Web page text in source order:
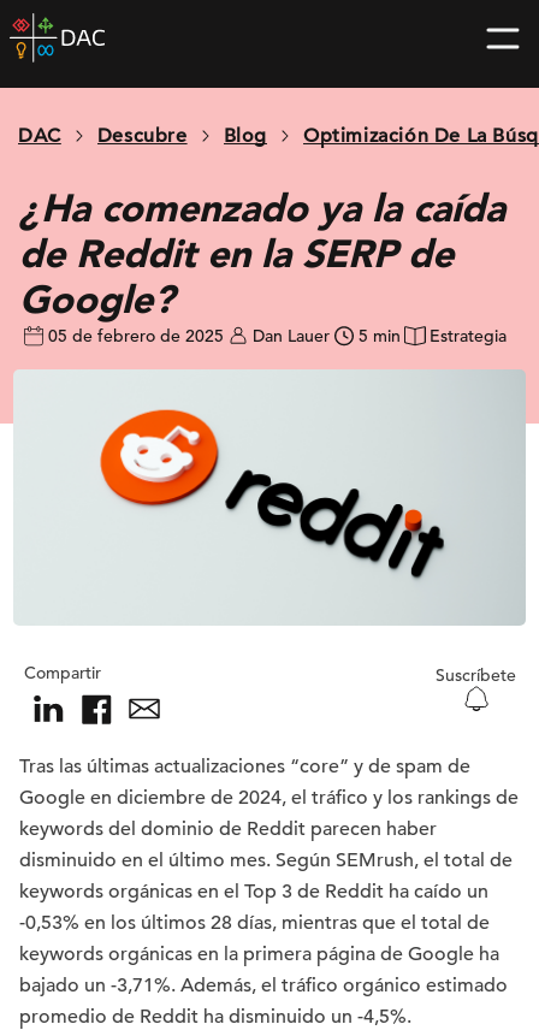
Skip
to
home
DAC Descubre Blog Optimización De La
¿Ha comenzado ya la caída
de Reddit en la SERP de
Google?
05 de febrero de 2025 Dan Lauer 5 min Estrategia
Compartir Suscríbete
Tras las últimas actualizaciones “core” y de spam de
Google en diciembre de 2024, el tráfico y los rankings de
keywords del dominio de Reddit parecen haber
disminuido en el último mes. Según SEMrush, el total de
keywords orgánicas en el Top 3 de Reddit ha caído un
-0,53% en los últimos 28 días, mientras que el total de
keywords orgánicas en la primera página de Google ha
bajado un -3,71%. Además, el tráfico orgánico estimado
promedio de Reddit ha disminuido un -4,5%.